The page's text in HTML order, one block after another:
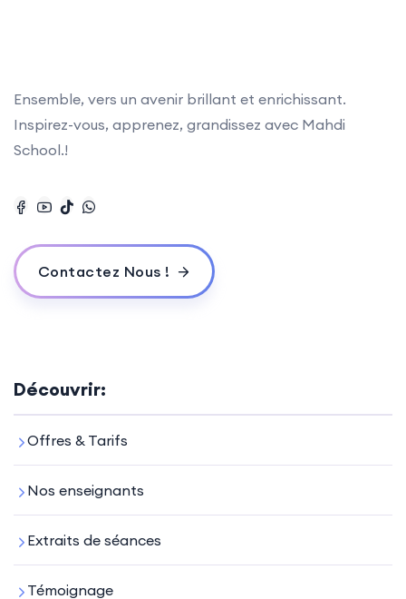
Ensemble, vers un avenir brillant et enrichissant.
Inspirez-vous, apprenez, grandissez avec Mahdi
School.!
Contactez Nous !
Découvrir:
Offres & Tarifs
Nos enseignants
Extraits de séances
Témoignage